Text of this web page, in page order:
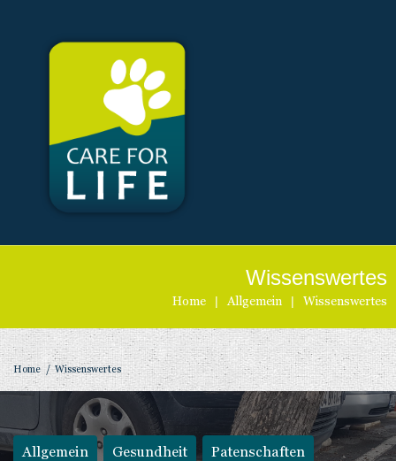
Wissenswertes
Home | Allgemein | Wissenswertes
Home / Wissenswertes
Allgemein Gesundheit Patenschaften